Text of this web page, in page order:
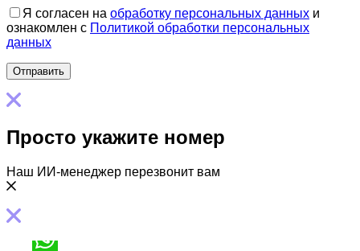
Я согласен на обработку персональных данных и
ознакомлен с Политикой обработки персональных
данных
Просто укажите номер
Наш ИИ-менеджер перезвонит вам